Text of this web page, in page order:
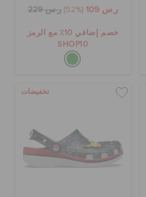
ر.س 109 (52%) ر.س 229
خصم إضافي 10٪ مع الرمز
SHOP10
تخفيضات